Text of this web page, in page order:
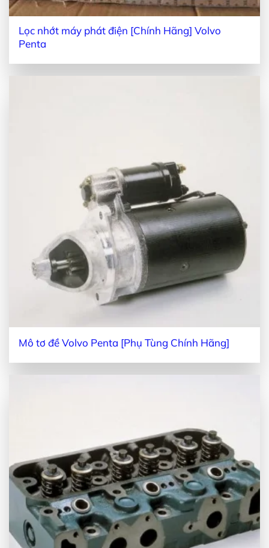
Lọc nhớt máy phát điện [Chính Hãng] Volvo
Penta
Mô tơ đề Volvo Penta [Phụ Tùng Chính Hãng]